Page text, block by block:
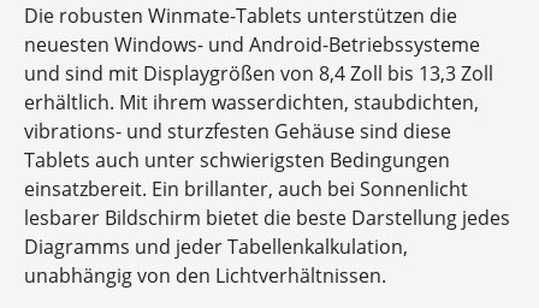
Die robusten Winmate-Tablets unterstützen die
neuesten Windows- und Android-Betriebssysteme
und sind mit Displaygrößen von 8,4 Zoll bis 13,3 Zoll
erhältlich. Mit ihrem wasserdichten, staubdichten,
vibrations- und sturzfesten Gehäuse sind diese
Tablets auch unter schwierigsten Bedingungen
einsatzbereit. Ein brillanter, auch bei Sonnenlicht
lesbarer Bildschirm bietet die beste Darstellung jedes
Diagramms und jeder Tabellenkalkulation,
unabhängig von den Lichtverhältnissen.